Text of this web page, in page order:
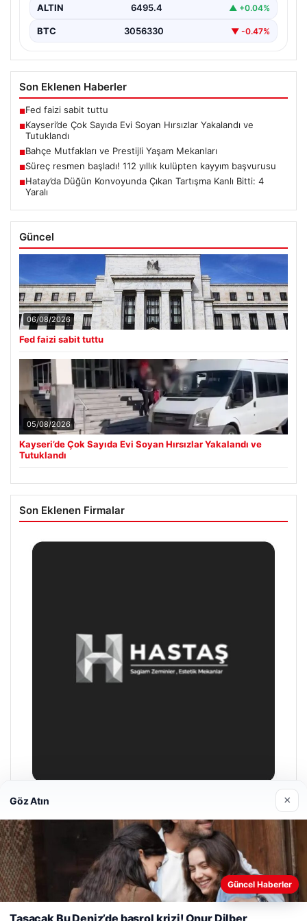
ALTIN 6495.4 ▲ +0.04%
BTC 3056330 ▼ -0.47%
Son Eklenen Haberler
■Fed faizi sabit tuttu
■Kayseri’de Çok Sayıda Evi Soyan Hırsızlar Yakalandı ve
Tutuklandı
■Bahçe Mutfakları ve Prestijli Yaşam Mekanları
■Süreç resmen başladı! 112 yıllık kulüpten kayyım başvurusu
■Hatay’da Düğün Konvoyunda Çıkan Tartışma Kanlı Bitti: 4
Yaralı
Güncel
06/08/2026
Fed faizi sabit tuttu
05/08/2026
Kayseri’de Çok Sayıda Evi Soyan Hırsızlar Yakalandı ve
Tutuklandı
Son Eklenen Firmalar
28/04/2026
Web sitemizi nasıl kullandığınızı daha iyi anlayabilmek,
deneyiminizi kişiselleştirmek ve geliştirmek amacıyla çerezler
kullanıyoruz.
Çerez Politikamız
Göz Atın ×
Güncel Haberler
Taşacak Bu Deniz’de başrol krizi! Onur Dilber